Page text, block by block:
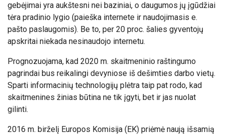
gebėjimai yra aukštesni nei baziniai, o daugumos jų įgūdžiai
tėra pradinio lygio (paieška internete ir naudojimasis e.
pašto paslaugomis). Be to, per 20 proc. šalies gyventojų
apskritai niekada nesinaudojo internetu.
Prognozuojama, kad 2020 m. skaitmeninio raštingumo
pagrindai bus reikalingi devyniose iš dešimties darbo vietų.
Sparti informacinių technologijų plėtra taip pat rodo, kad
skaitmenines žinias būtina ne tik įgyti, bet ir jas nuolat
gilinti.
2016 m. birželį Europos Komisija (EK) priėmė naują išsamią